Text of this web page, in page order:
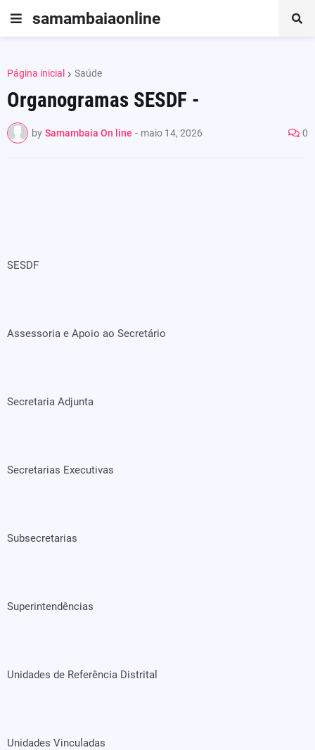
samambaiaonline
Página inicial Saúde
Organogramas SESDF -
by Samambaia On line - maio 14, 2026 0
SESDF
Assessoria e Apoio ao Secretário
Secretaria Adjunta
Secretarias Executivas
Subsecretarias
Superintendências
Unidades de Referência Distrital
Unidades Vinculadas